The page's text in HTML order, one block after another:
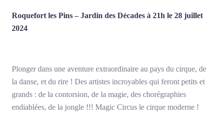
Roquefort les Pins – Jardin des Décades à 21h le 28 juillet
2024
Plonger dans une aventure extraordinaire au pays du cirque, de
la danse, et du rire ! Des artistes incroyables qui feront petits et
grands : de la contorsion, de la magie, des chorégraphies
endiablées, de la jongle !!! Magic Circus le cirque moderne !